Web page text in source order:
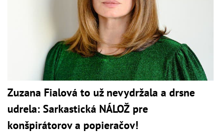
Zuzana Fialová to už nevydržala a drsne
udrela: Sarkastická NÁLOŽ pre
konšpirátorov a popieračov!